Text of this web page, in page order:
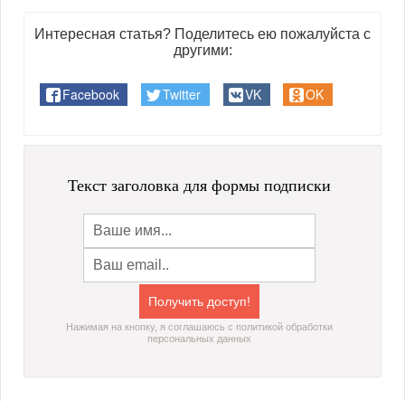
Интересная статья? Поделитесь ею пожалуйста с
другими:
Facebook Twitter VK OK
Текст заголовка для формы подписки
Нажимая на кнопку, я соглашаюсь с политикой обработки
персональных данных